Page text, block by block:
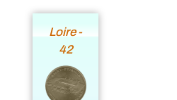
Loire -
42